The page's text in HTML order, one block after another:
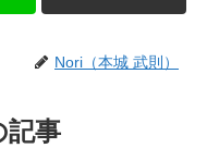
Nori（本城 武則）
記事